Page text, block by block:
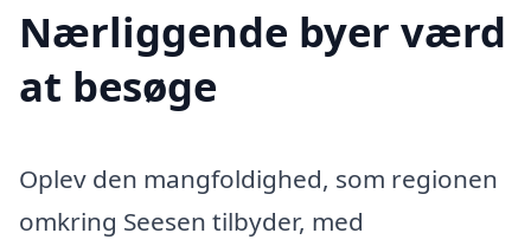
Nærliggende byer værd
at besøge
Oplev den mangfoldighed, som regionen
omkring Seesen tilbyder, med